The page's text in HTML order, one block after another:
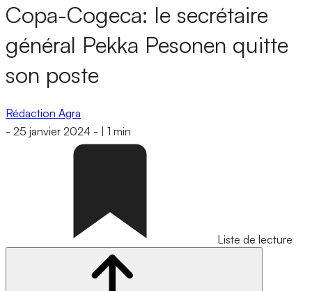
Copa-Cogeca: le secrétaire
général Pekka Pesonen quitte
son poste
Rédaction Agra
- 25 janvier 2024 - 1 min
Liste de lecture